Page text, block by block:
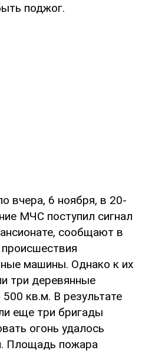
поджог.
вчера, 6 ноября, в 20-
МЧС поступил сигнал
сообщают в
машины. Однако к их
три деревянные
кв.м. В результате
еще три бригады
огонь удалось
Площадь пожара